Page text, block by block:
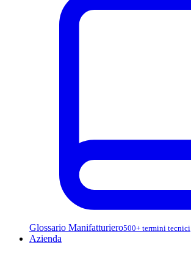
Glossario Manifatturiero500+ termini tecnici
Azienda